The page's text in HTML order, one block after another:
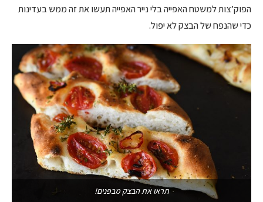
הפוק’צות למשטח האפייה בלי נייר האפייה תעשו את זה ממש בעדינות
כדי שהנפח של הבצק לא יפול.
תראו את הבצק מבפנים!